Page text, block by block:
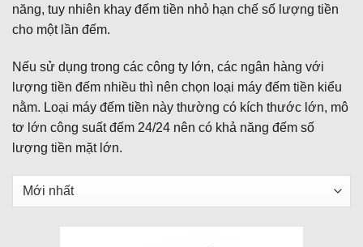
năng, tuy nhiên khay đếm tiền nhỏ hạn chế số lượng tiền
cho một lần đếm.
Nếu sử dụng trong các công ty lớn, các ngân hàng với
lượng tiền đếm nhiều thì nên chọn loại máy đếm tiền kiểu
nằm. Loại máy đếm tiền này thường có kích thước lớn, mô
tơ lớn công suất đếm 24/24 nên có khả năng đếm số
lượng tiền mặt lớn.
Sắp